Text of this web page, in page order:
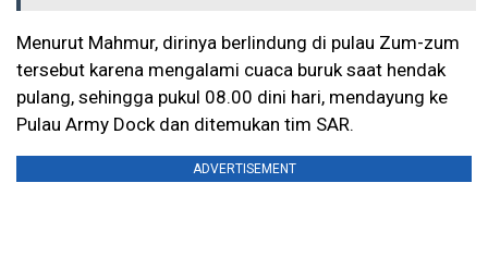
Menurut Mahmur, dirinya berlindung di pulau Zum-zum
tersebut karena mengalami cuaca buruk saat hendak
pulang, sehingga pukul 08.00 dini hari, mendayung ke
Pulau Army Dock dan ditemukan tim SAR.
ADVERTISEMENT